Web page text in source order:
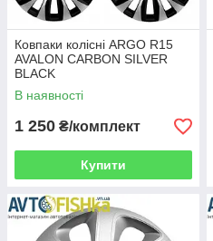
Ковпаки колісні ARGO R15
AVALON CARBON SILVER
BLACK
В наявності
1 250 ₴/комплект
Купити